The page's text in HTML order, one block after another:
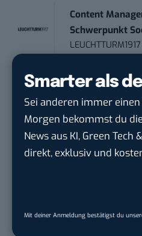
Smarter als
Sei anderen immer
Morgen bekommst du
News aus KI, Green
direkt, exklusiv und
Mit deiner Anmeldung bestätigst du
Content
Schwerpunkt
LEUCHTTURM1917
Marketing
Content (m...
Social Media
Editorial